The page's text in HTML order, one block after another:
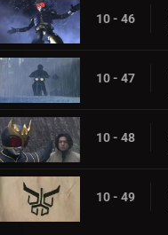
10 - 46
10 - 47
10 - 48
10 - 49